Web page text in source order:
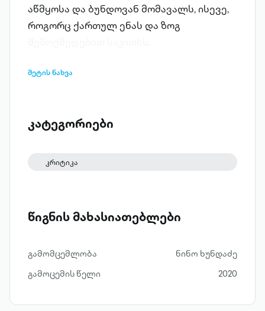
აწმყოსა და ბუნდოვან მომავალს, ისევე,
როგორც ქართულ ენას და ზოგ
მეტის ნახვა
კატეგორიები
კრიტიკა
წიგნის მახასიათებლები
გამომცემლობა
ნინო ხუნდაძე
გამოცემის წელი
2020